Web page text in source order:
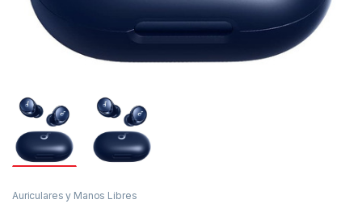
Auriculares y Manos Libres